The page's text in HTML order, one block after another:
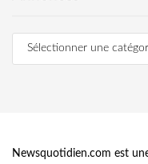
Newsquotidien.com est